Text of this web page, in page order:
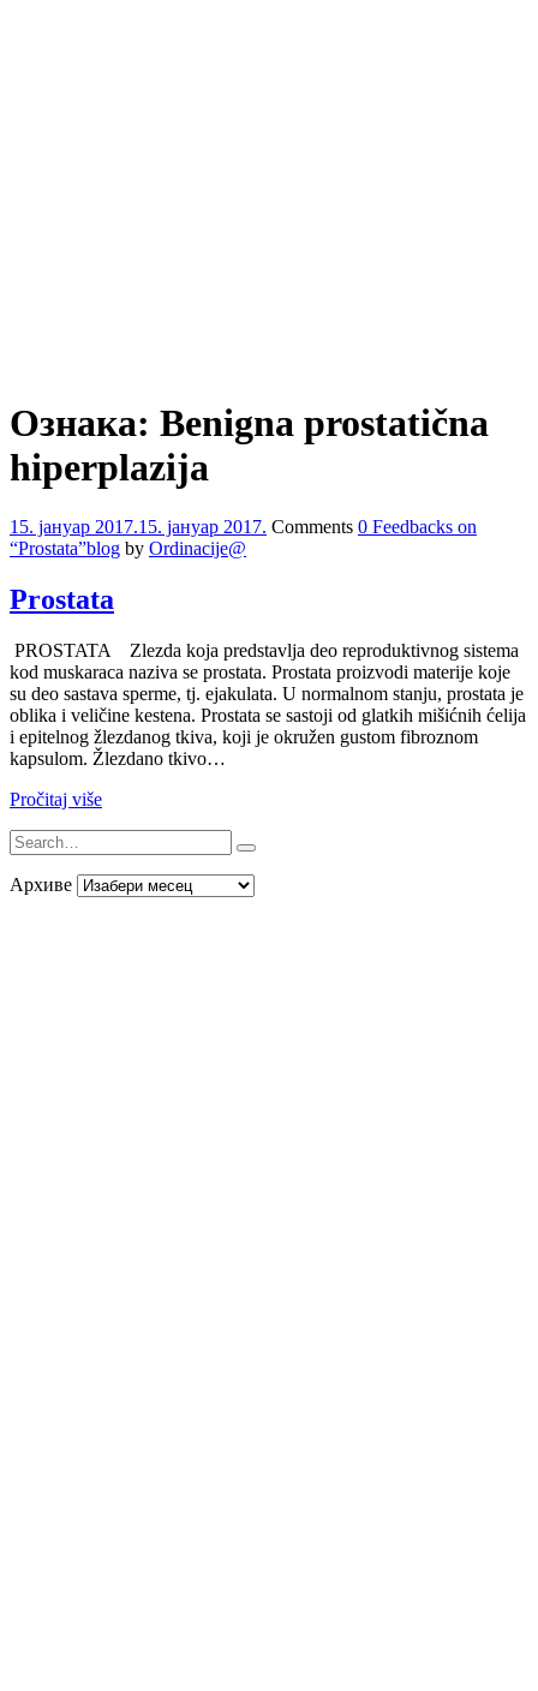
Ознака: Benigna prostatična
hiperplazija
15. јануар 2017.15. јануар 2017. Comments 0 Feedbacks on
“Prostata”blog by Ordinacije@
Prostata
PROSTATA Zlezda koja predstavlja deo reproduktivnog sistema
kod muskaraca naziva se prostata. Prostata proizvodi materije koje
su deo sastava sperme, tj. ejakulata. U normalnom stanju, prostata je
oblika i veličine kestena. Prostata se sastoji od glatkih mišićnih ćelija
i epitelnog žlezdanog tkiva, koji je okružen gustom fibroznom
kapsulom. Žlezdano tkivo…
Pročitaj više
Архиве